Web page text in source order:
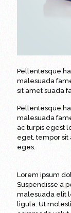
Pellentesque
malesuada
sit amet suada
Pellentesque
malesuada
ac turpis egest
eget, tempor sit
eges.
Lorem ipsum
Suspendisse a
malesuada elit
ligula. Ut